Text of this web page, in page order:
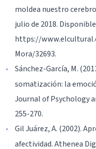
moldea nuestro
julio de 2018.
https://
Mora/32693.
Sánchez-García, M.
somatización: la
Journal of Psychology
255-270.
Gil Juárez, A. (2002).
afectividad. Athenea